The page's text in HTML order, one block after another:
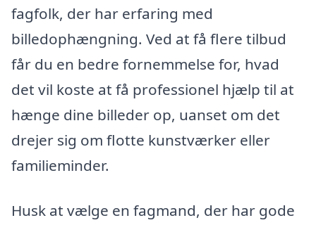
fagfolk, der har erfaring med
billedophængning. Ved at få flere tilbud
får du en bedre fornemmelse for, hvad
det vil koste at få professionel hjælp til at
hænge dine billeder op, uanset om det
drejer sig om flotte kunstværker eller
familieminder.
Husk at vælge en fagmand, der har gode